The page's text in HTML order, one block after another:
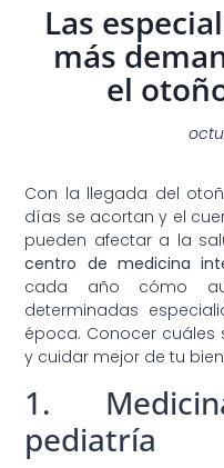
Las
más
el
Con la llegada del
días se acortan y el
pueden afectar a la
centro de medicina
cada año cómo
determinadas
época. Conocer cuáles
y cuidar mejor de tu
1.
pediatría